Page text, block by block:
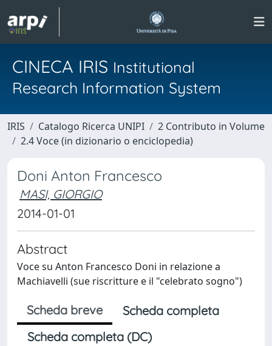
CINECA IRIS Institutional
Research Information System
IRIS Catalogo Ricerca UNIPI
2 Contributo in Volume
2.4 Voce (in dizionario o enciclopedia)
Doni Anton Francesco
MASI, GIORGIO
2014-01-01
Abstract
Voce su Anton Francesco Doni in relazione a
Machiavelli (sue riscritture e il "celebrato sogno")
Scheda breve
Scheda completa
Scheda completa (DC)